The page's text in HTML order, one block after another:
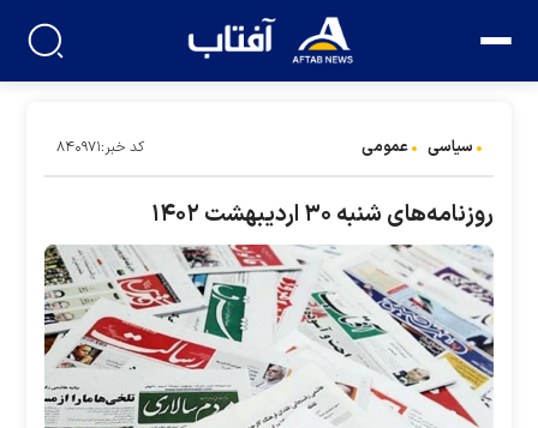
سیاسی عمومی کد خبر:۸۴۰۹۷۱
روزنامه‌های شنبه ۳۰ اردیبهشت ۱۴۰۲